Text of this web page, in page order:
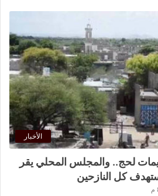
الأخبار
لحج.. والمجلس المحلي يقر
كل النازحين